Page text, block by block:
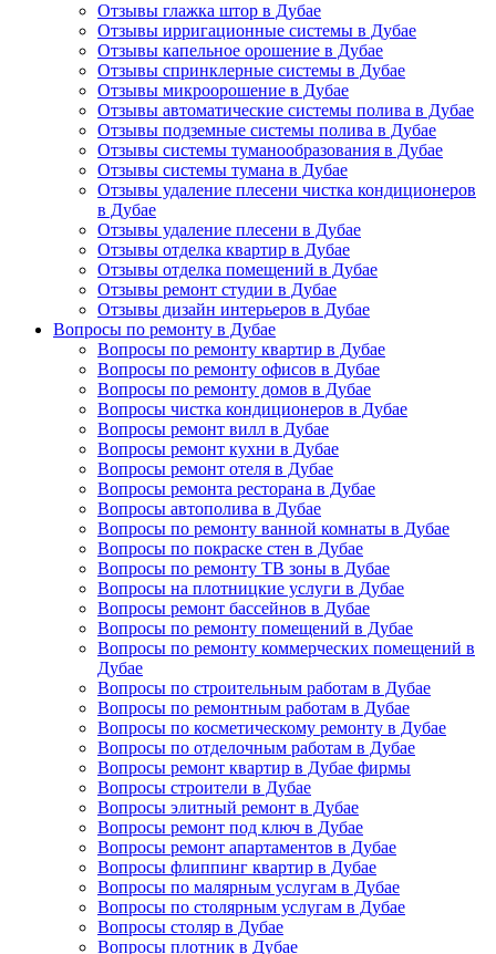
Отзывы глажка штор в Дубае
Отзывы ирригационные системы в Дубае
Отзывы капельное орошение в Дубае
Отзывы спринклерные системы в Дубае
Отзывы микроорошение в Дубае
Отзывы автоматические системы полива в Дубае
Отзывы подземные системы полива в Дубае
Отзывы системы туманообразования в Дубае
Отзывы системы тумана в Дубае
Отзывы удаление плесени чистка кондиционеров
в Дубае
Отзывы удаление плесени в Дубае
Отзывы отделка квартир в Дубае
Отзывы отделка помещений в Дубае
Отзывы ремонт студии в Дубае
Отзывы дизайн интерьеров в Дубае
Вопросы по ремонту в Дубае
Вопросы по ремонту квартир в Дубае
Вопросы по ремонту офисов в Дубае
Вопросы по ремонту домов в Дубае
Вопросы чистка кондиционеров в Дубае
Вопросы ремонт вилл в Дубае
Вопросы ремонт кухни в Дубае
Вопросы ремонт отеля в Дубае
Вопросы ремонта ресторана в Дубае
Вопросы автополива в Дубае
Вопросы по ремонту ванной комнаты в Дубае
Вопросы по покраске стен в Дубае
Вопросы по ремонту ТВ зоны в Дубае
Вопросы на плотницкие услуги в Дубае
Вопросы ремонт бассейнов в Дубае
Вопросы по ремонту помещений в Дубае
Вопросы по ремонту коммерческих помещений в
Дубае
Вопросы по строительным работам в Дубае
Вопросы по ремонтным работам в Дубае
Вопросы по косметическому ремонту в Дубае
Вопросы по отделочным работам в Дубае
Вопросы ремонт квартир в Дубае фирмы
Вопросы строители в Дубае
Вопросы элитный ремонт в Дубае
Вопросы ремонт под ключ в Дубае
Вопросы ремонт апартаментов в Дубае
Вопросы флиппинг квартир в Дубае
Вопросы по малярным услугам в Дубае
Вопросы по столярным услугам в Дубае
Вопросы столяр в Дубае
Вопросы плотник в Дубае